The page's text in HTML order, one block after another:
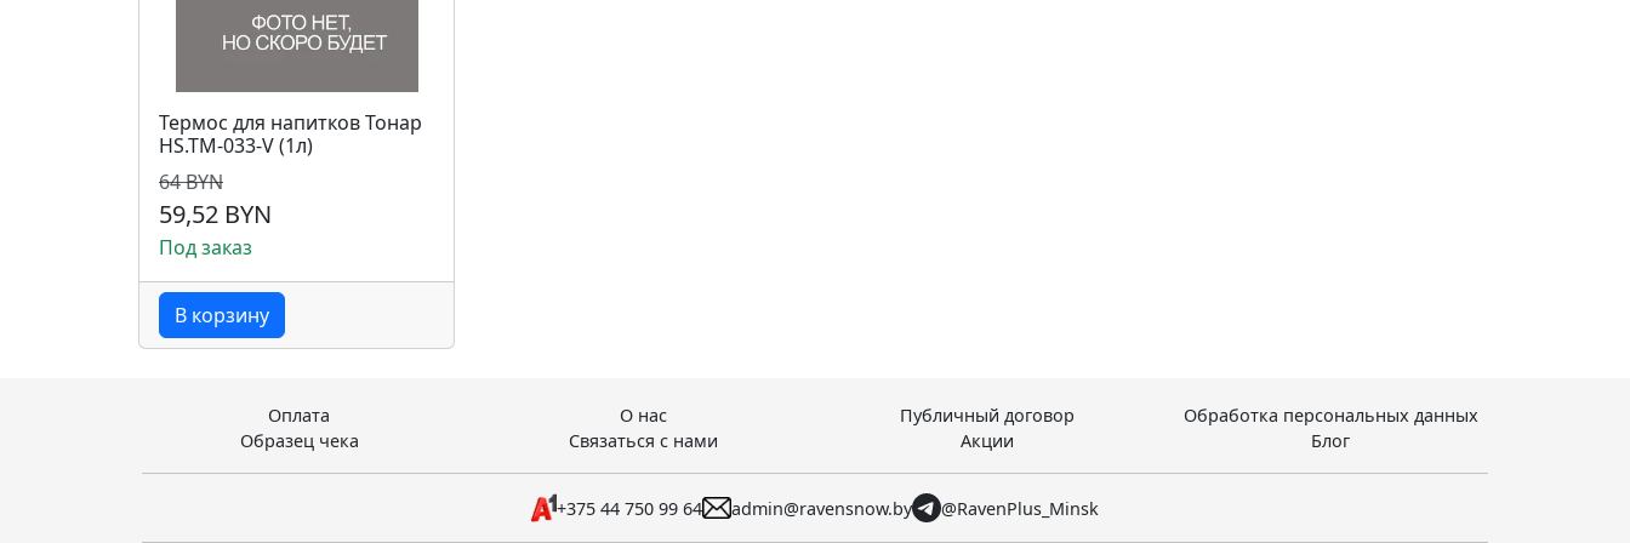
Термос для напитков Тонар
HS.TM-033-V (1л)
64 BYN
59,52 BYN
Под заказ
В корзину
Оплата О нас Публичный договор
Обработка персональных данных
Образец чека
Связаться с нами Акции Блог
+375 44 750 99 64 admin@ravensnow.by @RavenPlus_Minsk